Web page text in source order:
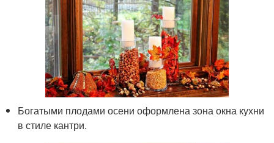
Богатыми плодами осени оформлена зона окна кухни
в стиле кантри.